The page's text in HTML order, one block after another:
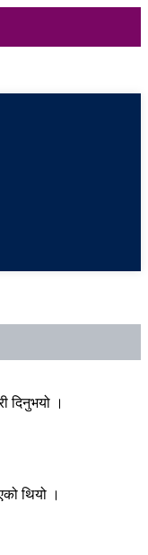
दिनुभयो ।
थियो ।